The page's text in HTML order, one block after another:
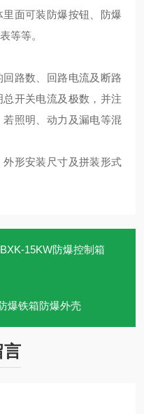
面可装防爆按钮、防爆
等等。
路数、回路电流及断路
开关电流及极数，并注
照明、动力及漏电等混
形安装尺寸及拼装形式
15KW防爆控制箱
爆铁箱防爆外壳
言